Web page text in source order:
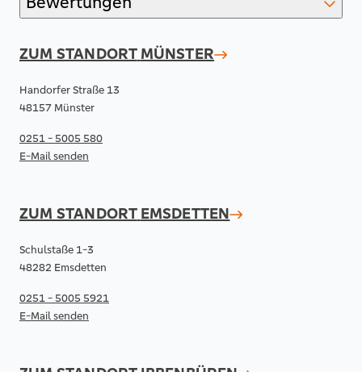
ZUM STANDORT MÜNSTER
Handorfer Straße 13
48157 Münster
0251 - 5005 580
E-Mail senden
ZUM STANDORT EMSDETTEN
Schulstaße 1-3
48282 Emsdetten
0251 - 5005 5921
E-Mail senden